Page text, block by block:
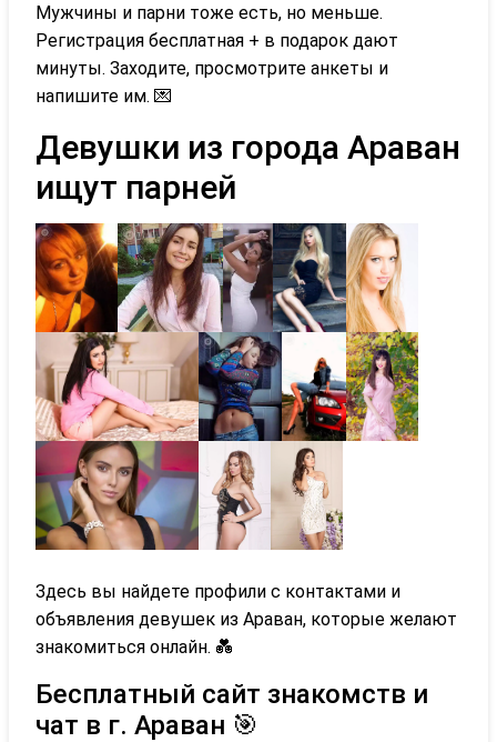
Мужчины и парни тоже есть, но меньше.
Регистрация бесплатная + в подарок дают
минуты. Заходите, просмотрите анкеты и
напишите им. 💌
Девушки из города Араван
ищут парней
Здесь вы найдете профили с контактами и
объявления девушек из Араван, которые желают
знакомиться онлайн. 💑
Бесплатный сайт знакомств и
чат в г. Араван 🎯